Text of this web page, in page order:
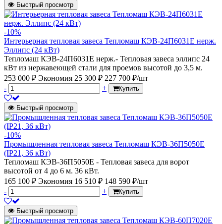
Быстрый просмотр
-10%
Интерьерная тепловая завеса Тепломаш КЭВ-24П6031Е нерж.
Эллипс (24 кВт)
Тепломаш КЭВ-24П6031Е нерж.- Тепловая завеса эллипс 24
кВт из нержавеющей стали для проемов высотой до 3,5 м.
253 000 ₽ Экономия 25 300 ₽ 227 700 ₽/шт
-
+ Купить
Быстрый просмотр
-10%
Промышленная тепловая завеса Тепломаш КЭВ-36П5050Е
(IP21, 36 кВт)
Тепломаш КЭВ-36П5050Е - Тепловая завеса для ворот
высотой от 4 до 6 м. 36 кВт.
165 100 ₽ Экономия 16 510 ₽ 148 590 ₽/шт
-
+ Купить
Быстрый просмотр